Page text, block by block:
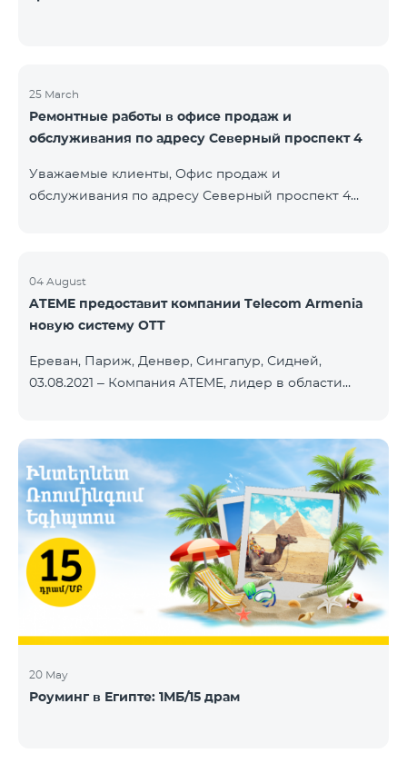
25 March
Ремонтные работы в офисе продаж и
обслуживания по адресу Северный проспект 4
Уважаемые клиенты, Офис продаж и
обслуживания по адресу Северный проспект 4
вопросам звоните по номеру 100 или можете
подойти в близлежайщие офисы: Амиряна 3 (Пон-
Воскр. 09:00-24:00) 900 м., 12 минут ходьбы Абовяна
Вы можете ознакомиться с адресами и рабочими
графиками всех офисов продаж и обсл
04 August
ATEME предоставит компании Telecom Armenia
новую систему OTT
Ереван, Париж, Денвер, Сингапур, Сидней,
03.08.2021 – Компания ATEME, лидер в области
заключении нового контракта с Telecom Armenia,
поставщиком услуг IPTV и OTT под брендом
Beeline, который запускает обновленный пакет
телевизионных услуг на рынке Армении.
Компания Telecom Armenia приняла решение
модернизировать существующую систему. Нам
требовалась производительная, масштабируемая
инфраструктура для пр
20 May
Роуминг в Египте: 1МБ/15 драм